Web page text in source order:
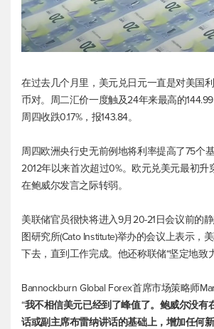
在过去几个月里， 美元兑日元一直是对美国
币对。周二汇价一度触及24年来最高的
周四收跌0.17%，报143.84。
周四欧洲央行史无前例地将利率提高了75个
2012年以来首次超过0%。欧元兑美元最初升
在鲍威尔发言之际转弱。
美联储官员很快将进入9月20-21日会议前的
图研究所(Cato Institute)举办的会议上表示，
下去，直到工作完成。他还称联储“坚定地致
Bannockburn Global Forex首席市场策略师
“我不相信美元已经到了峰值了。鲍威尔没有
话或副主席布雷纳讲话的基础上，增加任何